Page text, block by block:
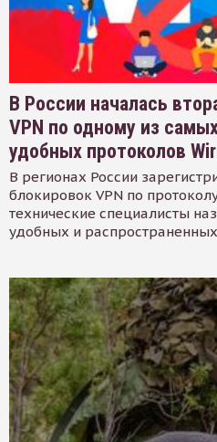
В России началась
VPN по одному из
удобных протоколов
В регионах России
блокировок VPN по
технические специалисты
удобных и распространенных